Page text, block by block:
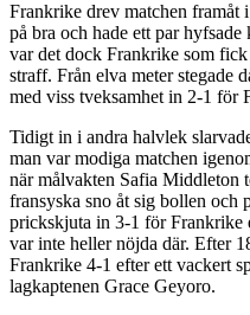
Frankrike drev matchen framåt
på bra och hade ett par
var det dock Frankrike som
straff. Från elva meter stegade
med viss tveksamhet in 2-1 för
Tidigt in i andra halvlek
man var modiga matchen
när målvakten Safia Middleton
fransyska sno åt sig bollen och
prickskjuta in 3-1 för Frankrike
var inte heller nöjda där. Efter
Frankrike 4-1 efter ett vackert
lagkaptenen Grace Geyoro.